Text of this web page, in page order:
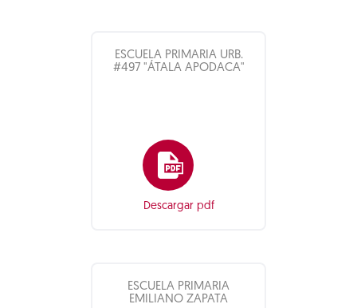
ESCUELA PRIMARIA URB.
#497 "ÁTALA APODACA"
Descargar pdf
ESCUELA PRIMARIA
EMILIANO ZAPATA